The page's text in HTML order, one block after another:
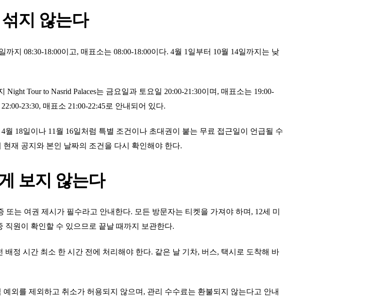
지 않는다
까지 08:30-18:00이고, 매표소는 08:00-18:00이다. 4월 1일부터 10월 14일까지는 낮
Tour to Nasrid Palaces는 금요일과 토요일 20:00-21:30이며, 매표소는 19:00-
23:30, 매표소 21:00-22:45로 안내되어 있다.
18일이나 11월 16일처럼 특별 조건이나 초대권이 붙는 무료 접근일이 언급될 수
재 공지와 본인 날짜의 조건을 다시 확인해야 한다.
보지 않는다
또는 여권 제시가 필수라고 안내한다. 모든 방문자는 티켓을 가져야 하며, 12세 미
직원이 확인할 수 있으므로 끝날 때까지 보관한다.
정 시간 최소 한 시간 전에 처리해야 한다. 같은 날 기차, 버스, 택시로 도착해 바
외를 제외하고 취소가 허용되지 않으며, 관리 수수료는 환불되지 않는다고 안내